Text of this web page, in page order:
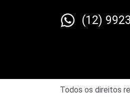
(12)
Todos os direitos